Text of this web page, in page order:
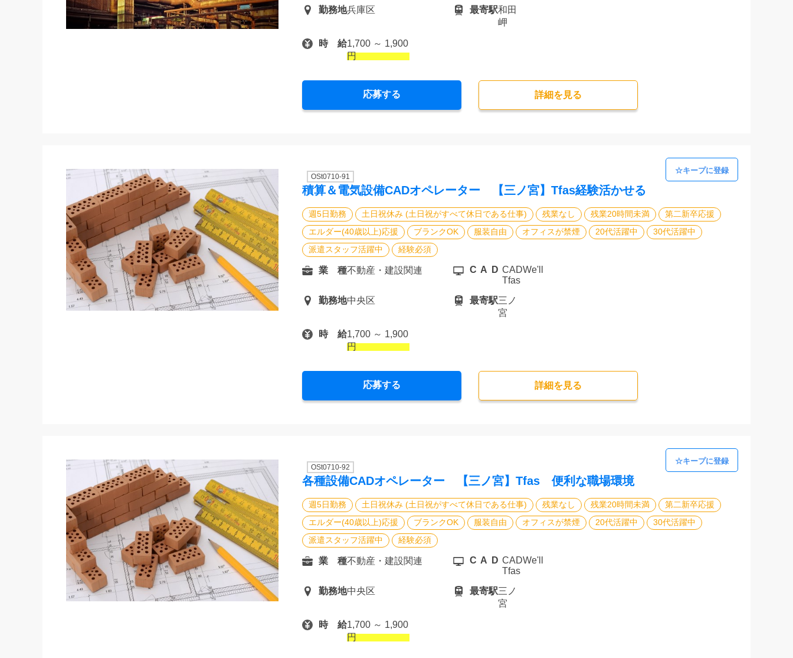
勤務地兵庫区 最寄駅和田
岬
時 給1,700 ～ 1,900
円
応募する 詳細を⾒る
OSt0710-91
積算＆電気設備CADオペレーター 【三ノ宮】Tfas経験活かせる
週5日勤務 土日祝休み (土日祝がすべて休日である仕事) 残業なし 残業20時間未満
第二新卒応援
エルダー(40歳以上)応援
ブランクOK 服装自由 オフィスが禁煙 20代活躍中
30代活躍中
派遣スタッフ活躍中
経験必須
業 種不動産・建設関連 CADCADWe'll
Tfas
勤務地中央区 最寄駅三ノ
宮
時 給1,700 ～ 1,900
円
応募する 詳細を⾒る
OSt0710-92
各種設備CADオペレーター 【三ノ宮】Tfas 便利な職場環境
週5日勤務 土日祝休み (土日祝がすべて休日である仕事) 残業なし 残業20時間未満
第二新卒応援
エルダー(40歳以上)応援
ブランクOK 服装自由 オフィスが禁煙 20代活躍中
30代活躍中
派遣スタッフ活躍中
経験必須
業 種不動産・建設関連 CADCADWe'll
Tfas
勤務地中央区 最寄駅三ノ
宮
時 給1,700 ～ 1,900
円